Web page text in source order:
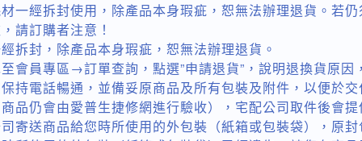
一經拆封使用，除產品本身瑕疵，恕無法辦理退貨。若
請訂購者注意！
拆封，除產品本身瑕疵，恕無法辦理退貨。
會員專區→訂單查詢，點選”申請退貨”，說明退換貨原
持電話暢通，並備妥原商品及所有包裝及附件，以便於
品仍會由愛普生捷修網進行驗收），宅配公司取件後會
寄送商品給您時所使用的外包裝（紙箱或包裝袋），原